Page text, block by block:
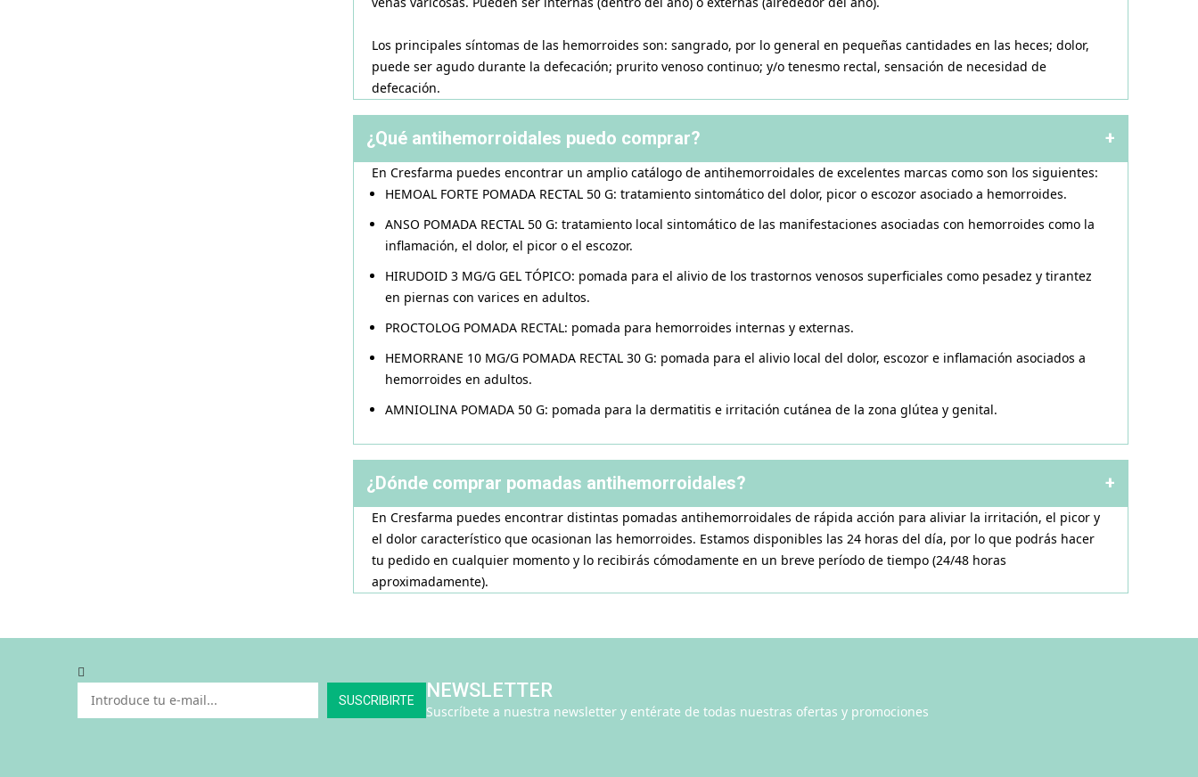
Los principales síntomas de las hemorroides son: sangrado, por lo general en pequeñas cantidades en las heces; dolor,
puede ser agudo durante la defecación; prurito venoso continuo; y/o tenesmo rectal, sensación de necesidad de
defecación.
¿Qué antihemorroidales puedo comprar? +
En Cresfarma puedes encontrar un amplio catálogo de antihemorroidales de excelentes marcas como son los siguientes:
HEMOAL FORTE POMADA RECTAL 50 G: tratamiento sintomático del dolor, picor o escozor asociado a hemorroides.
ANSO POMADA RECTAL 50 G: tratamiento local sintomático de las manifestaciones asociadas con hemorroides como la
inflamación, el dolor, el picor o el escozor.
HIRUDOID 3 MG/G GEL TÓPICO: pomada para el alivio de los trastornos venosos superficiales como pesadez y tirantez
en piernas con varices en adultos.
PROCTOLOG POMADA RECTAL: pomada para hemorroides internas y externas.
HEMORRANE 10 MG/G POMADA RECTAL 30 G: pomada para el alivio local del dolor, escozor e inflamación asociados a
hemorroides en adultos.
AMNIOLINA POMADA 50 G: pomada para la dermatitis e irritación cutánea de la zona glútea y genital.
¿Dónde comprar pomadas antihemorroidales? +
En Cresfarma puedes encontrar distintas pomadas antihemorroidales de rápida acción para aliviar la irritación, el picor y
el dolor característico que ocasionan las hemorroides. Estamos disponibles las 24 horas del día, por lo que podrás hacer
tu pedido en cualquier momento y lo recibirás cómodamente en un breve período de tiempo (24/48 horas
aproximadamente).
NEWSLETTER
Suscríbete a nuestra newsletter y entérate de todas nuestras ofertas y promociones
SUSCRIBIRTE